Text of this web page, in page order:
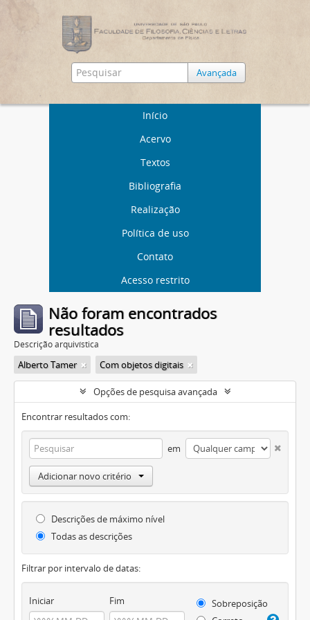
Avançada
Início
Acervo
Textos
Bibliografia
Realização
Política de uso
Contato
Acesso restrito
Não foram encontrados
resultados
Descrição arquivística
Alberto Tamer Com objetos digitais
Opções de pesquisa avançada
Encontrar resultados com:
em
Adicionar novo critério
Descrições de máximo nível
Todas as descrições
Filtrar por intervalo de datas:
Iniciar Fim
Sobreposição